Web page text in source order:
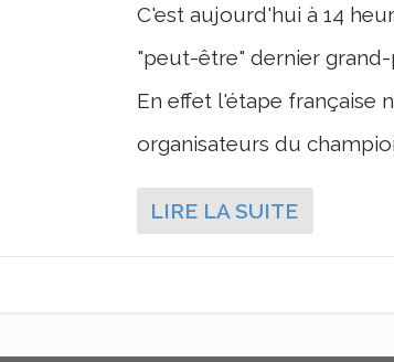
C'est aujourd'hui à 14
"peut-être" dernier
En effet l'étape française
organisateurs du
LIRE LA SUITE